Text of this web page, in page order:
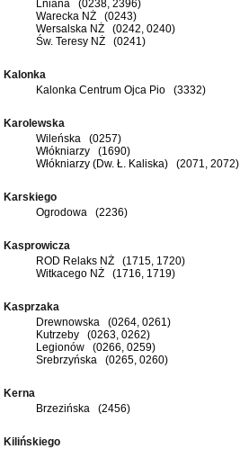
Lniana (0238, 2396)
Warecka NŻ (0243)
Wersalska NŻ (0242, 0240)
Św. Teresy NŻ (0241)
Kalonka
Kalonka Centrum Ojca Pio (3332)
Karolewska
Wileńska (0257)
Włókniarzy (1690)
Włókniarzy (Dw. Ł. Kaliska) (2071, 2072)
Karskiego
Ogrodowa (2236)
Kasprowicza
ROD Relaks NŻ (1715, 1720)
Witkacego NŻ (1716, 1719)
Kasprzaka
Drewnowska (0264, 0261)
Kutrzeby (0263, 0262)
Legionów (0266, 0259)
Srebrzyńska (0265, 0260)
Kerna
Brzezińska (2456)
Kilińskiego